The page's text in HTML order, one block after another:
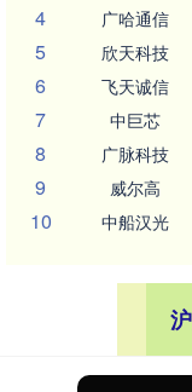
4 广哈通信
5 欣天科技
6 飞天诚信
7 中巨芯
8 广脉科技
9 威尔高
10 中船汉光